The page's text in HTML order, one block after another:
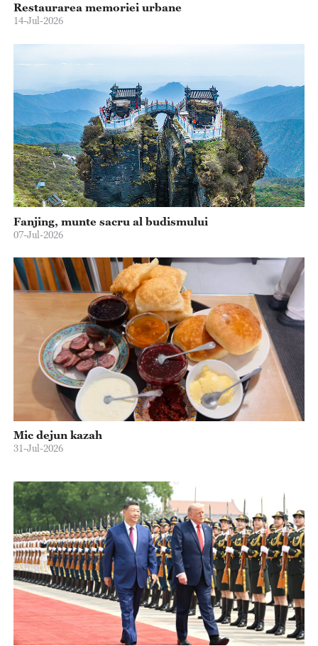
Restaurarea memoriei urbane
14-Jul-2026
Fanjing, munte sacru al budismului
07-Jul-2026
Mic dejun kazah
31-Jul-2026